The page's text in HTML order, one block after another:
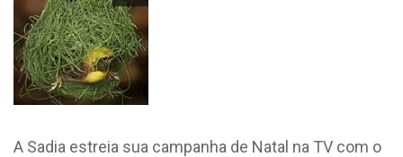
A Sadia estreia sua campanha de Natal na TV com o